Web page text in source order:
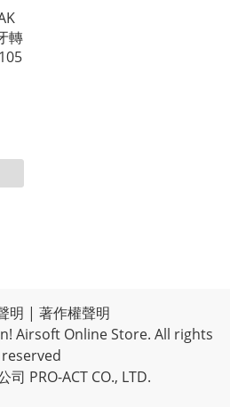
轉
明 | 著作權聲明
Airsoft Online Store. All rights
reserved
司 PRO-ACT CO., LTD.